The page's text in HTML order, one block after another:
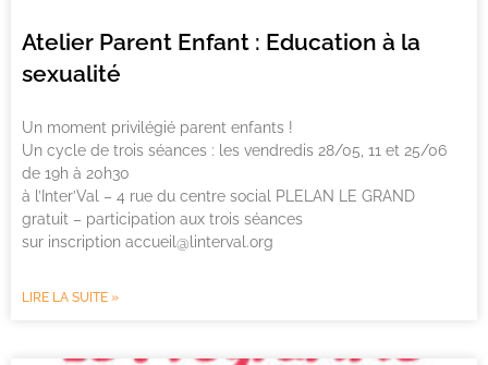
Atelier Parent Enfant : Education à la
sexualité
Un moment privilégié parent enfants !
Un cycle de trois séances : les vendredis 28/05, 11 et 25/06
de 19h à 20h30
à l’Inter’Val – 4 rue du centre social PLELAN LE GRAND
gratuit – participation aux trois séances
sur inscription accueil@linterval.org
LIRE LA SUITE »